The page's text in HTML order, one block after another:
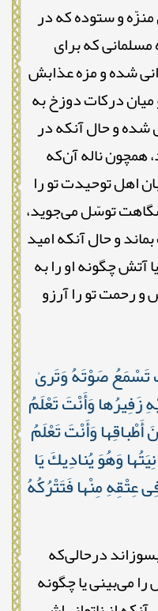
و ستوده که در
که برای
شده و مزه عذابش
میان درکات دوزخ به
و حال آنکه در
ناله آن‌که
اهل توحیدت تو را
توسّل می‌جوید،
و حال آنکه امید
آتش چگونه او را به
رحمت تو را آرزو
تَسْمَعُ صَوْتَهُ وَتَرىٰ
زَفِيرُها وَأَنْتَ تَعْلَمُ
وَأَنْتَ تَعْلَمُ
وَهُوَ يُنادِيكَ يَا
عِتْقِهِ مِنْها فَتَتْرُكُهُ
درحالی‌که
می‌بینی یا چگونه